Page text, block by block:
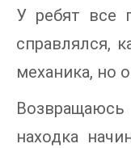
У ребят все
справлялся,
механика, но
находка